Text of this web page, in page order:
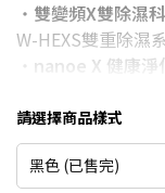
12期
24期
電視降到底破盤
除濕機挑選七
・ 雙變頻X雙除濕
W-HEXS雙重除濕
nanoe X 健康淨
・LED大尺寸觸控螢
・烘鞋與烘衣櫃專
烘乾需求。
請選擇商品樣式
黑色 (已售完)